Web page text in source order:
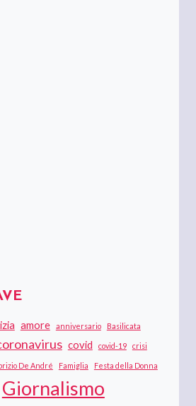
amore anniversario Basilicata
covid covid-19 crisi
De André Famiglia Festa della Donna
Giornalismo